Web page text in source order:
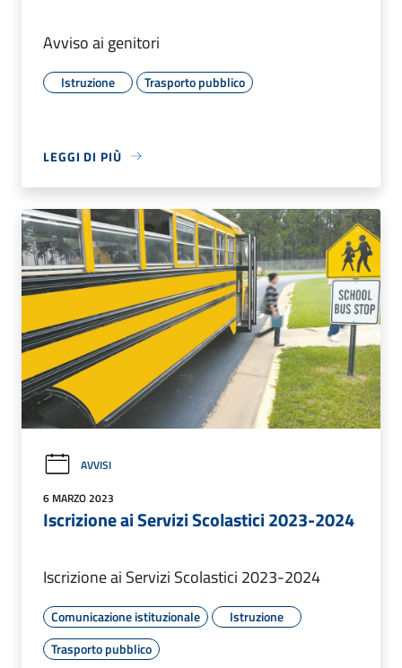
Avviso ai genitori
Istruzione Trasporto pubblico
LEGGI DI PIÙ
AVVISI
6 MARZO 2023
Iscrizione ai Servizi Scolastici 2023-2024
Iscrizione ai Servizi Scolastici 2023-2024
Comunicazione istituzionale
Istruzione
Trasporto pubblico